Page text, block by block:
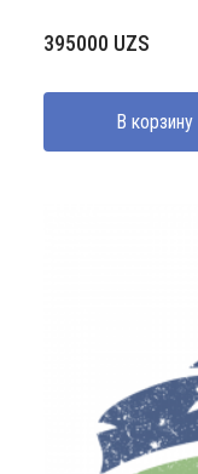
395000 UZS
В корзину